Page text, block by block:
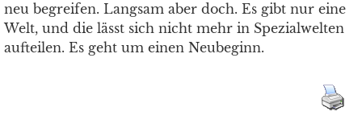
neu begreifen. Langsam aber doch. Es gibt nur eine
Welt, und die lässt sich nicht mehr in Spezialwelten
aufteilen. Es geht um einen Neubeginn.